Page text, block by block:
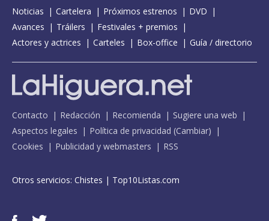
Noticias Cartelera Próximos estrenos
DVD
Avances
Tráilers
Festivales + premios
Actores y actrices
Carteles Box-office Guía / directorio
Contacto Redacción Recomienda
Sugiere una web
Aspectos legales
Política de privacidad (Cambiar)
Cookies
Publicidad y webmasters RSS
Otros servicios: Chistes | Top10Listas.com